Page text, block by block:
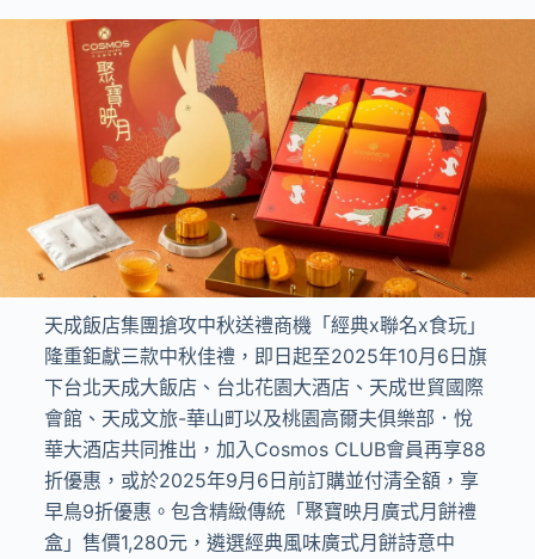
天成飯店集團搶攻中秋送禮商機「經典x聯名x食玩」
隆重鉅獻三款中秋佳禮，即日起至2025年10月6日旗
下台北天成大飯店、台北花園大酒店、天成世貿國際
會館、天成文旅-華山町以及桃園高爾夫俱樂部．悅
華大酒店共同推出，加入Cosmos CLUB會員再享88
折優惠，或於2025年9月6日前訂購並付清全額，享
早鳥9折優惠。包含精緻傳統「聚寶映月廣式月餅禮
盒」售價1,280元，遴選經典風味廣式月餅詩意中